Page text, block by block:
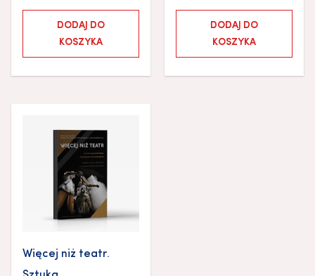
DODAJ DO
KOSZYKA
DODAJ DO
KOSZYKA
Więcej niż teatr.